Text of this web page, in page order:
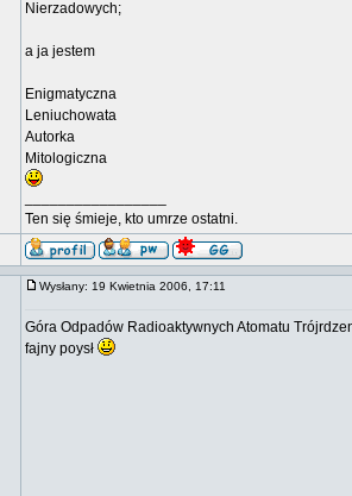
Nierzadowych;
a ja jestem
Enigmatyczna
Leniuchowata
Autorka
Mitologiczna
Ten się śmieje, kto umrze ostatni.
Wysłany: 19 Kwietnia 2006, 17:11
Góra Odpadów Radioaktywnych Atomatu
fajny poysł